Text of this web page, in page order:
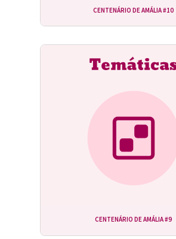
CENTENÁRIO DE AMÁLIA #10
CENTENÁRIO DE AMÁLIA #9